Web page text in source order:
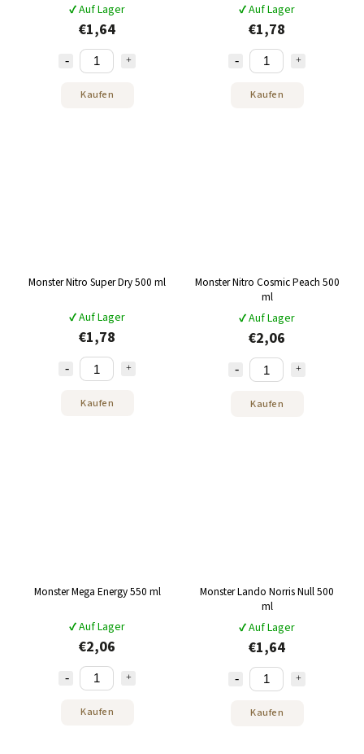
✔ Auf Lager
€1,64
Kaufen
✔ Auf Lager
€1,78
Kaufen
Monster Nitro Super Dry 500 ml
✔ Auf Lager
€1,78
Kaufen
Monster Nitro Cosmic Peach 500
ml
✔ Auf Lager
€2,06
Kaufen
Monster Mega Energy 550 ml
✔ Auf Lager
€2,06
Kaufen
Monster Lando Norris Null 500
ml
✔ Auf Lager
€1,64
Kaufen